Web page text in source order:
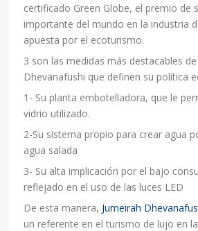
certificado Green Globe, el premio de
importante del mundo en la industria
apuesta por el ecoturismo.
3 son las medidas más destacables de
Dhevanafushi que definen su política
1- Su planta embotelladora, que le
vidrio utilizado.
2-Su sistema propio para crear agua
agua salada
3- Su alta implicación por el bajo
reflejado en el uso de las luces LED
De esta manera, Jumeirah
un referente en el turismo de lujo en